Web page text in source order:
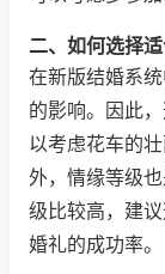
二、如何选择适
在新版结婚系
的影响。因此
以考虑花车的
外，情缘等级
级比较高，建
婚礼的成功率。